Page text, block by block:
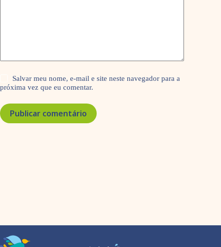
Salvar meu nome, e-mail e site neste navegador para a
próxima vez que eu comentar.
Publicar comentário